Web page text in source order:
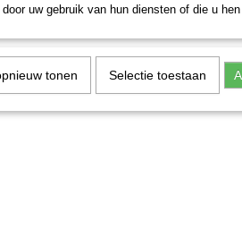
uw gebruik van hun diensten of die u
tonen Selectie toestaan